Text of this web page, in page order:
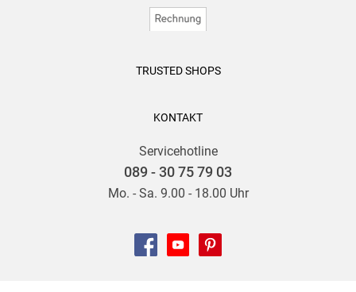
TRUSTED SHOPS
KONTAKT
Servicehotline
089 - 30 75 79 03
Mo. - Sa. 9.00 - 18.00 Uhr